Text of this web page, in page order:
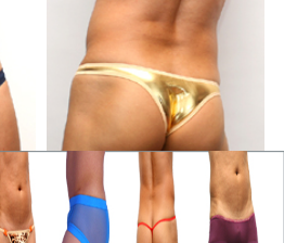
스탈
[Innerland]골드코팅 폴리스판 비키니
섹시하프백T팬티(IN-7802)